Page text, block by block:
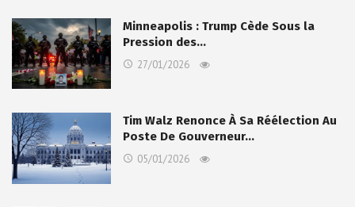
Minneapolis : Trump Cède Sous la
Pression des…
27/01/2026
Tim Walz Renonce À Sa Réélection Au
Poste De Gouverneur…
05/01/2026